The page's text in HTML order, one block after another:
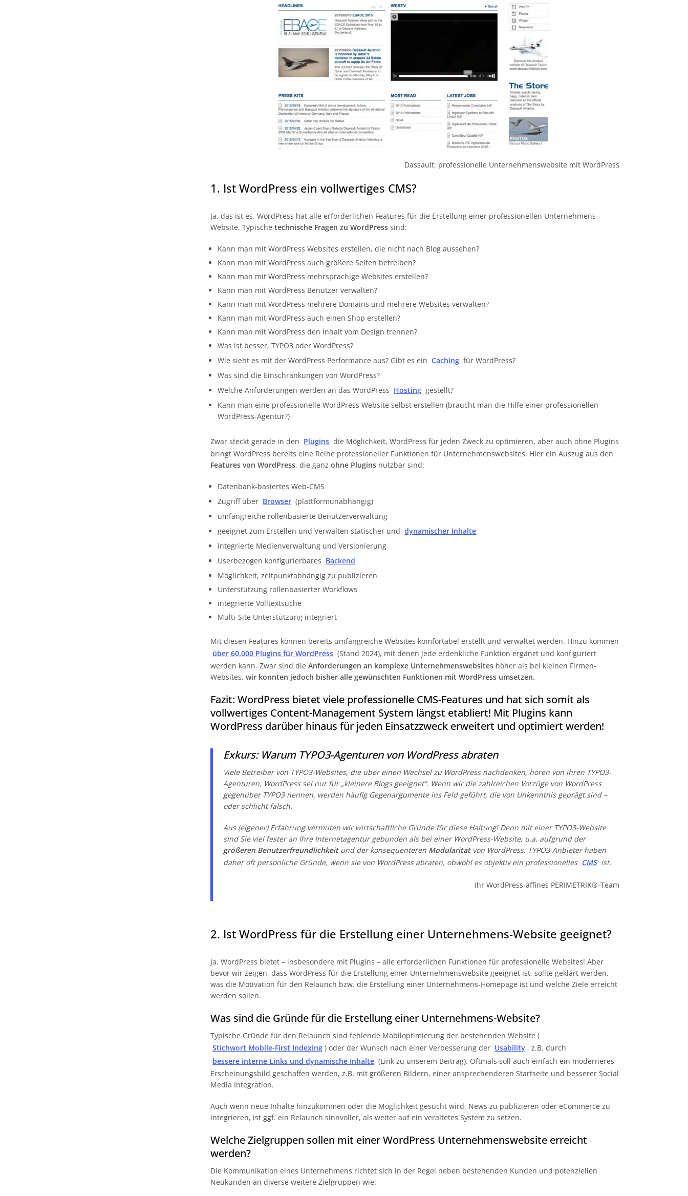
Dassault: professionelle Unternehmenswebsite mit WordPress
1. Ist WordPress ein vollwertiges CMS?
Ja, das ist es. WordPress hat alle erforderlichen Features für die Erstellung einer professionellen Unternehmens-
Website. Typischetechnische Fragen zu WordPress sind:
Kann man mit WordPress Websites erstellen, die nicht nach Blog aussehen?
Kann man mit WordPress auch größere Seiten betreiben?
Kann man mit WordPress mehrsprachige Websites erstellen?
Kann man mit WordPress Benutzer verwalten?
Kann man mit WordPress mehrere Domains und mehrere Websites verwalten?
Kann man mit WordPress auch einen Shop erstellen?
Kann man mit WordPress den Inhalt vom Design trennen?
Was ist besser, TYPO3 oder WordPress?
Wie sieht es mit der WordPress Performance aus? Gibt es ein Caching für WordPress?
Was sind die Einschränkungen von WordPress?
Welche Anforderungen werden an das WordPress Hosting gestellt?
Kann man eine professionelle WordPress Website selbst erstellen (braucht man die Hilfe einer professionellen
WordPress-Agentur?)
Zwar steckt gerade in den Plugins die Möglichkeit, WordPress für jeden Zweck zu optimieren, aber auch ohne Plugins
bringt WordPress bereits eine Reihe professioneller Funktionen für Unternehmenswebsites. Hier ein Auszug aus den
Features von WordPress, die ganzohne Plugins nutzbar sind:
Datenbank-basiertes Web-CMS
Zugriff über Browser (plattformunabhängig)
umfangreiche rollenbasierte Benutzerverwaltung
geeignet zum Erstellen und Verwalten statischer und dynamischer Inhalte
integrierte Medienverwaltung und Versionierung
Userbezogen konfigurierbares Backend
Möglichkeit, zeitpunktabhängig zu publizieren
Unterstützung rollenbasierter Workflows
integrierte Volltextsuche
Multi-Site Unterstützung integriert
Mit diesen Features können bereits umfangreiche Websites komfortabel erstellt und verwaltet werden. Hinzu kommen
über 60.000 Plugins für WordPress (Stand 2024), mit denen jede erdenkliche Funktion ergänzt und konfiguriert
werden kann. Zwar sind dieAnforderungen an komplexe Unternehmenswebsites höher als bei kleinen Firmen-
Websites,wir konnten jedoch bisher alle gewünschten Funktionen mit WordPress umsetzen.
Fazit: WordPress bietet viele professionelle CMS-Features und hat sich somit als
vollwertiges Content-Management System längst etabliert! Mit Plugins kann
WordPress darüber hinaus für jeden Einsatzzweck erweitert und optimiert werden!
Exkurs: Warum TYPO3-Agenturen von WordPress abraten
Viele Betreiber von TYPO3-Websites, die über einen Wechsel zu WordPress nachdenken, hören von ihren TYPO3-
Agenturen, WordPress sei nur für „kleinere Blogs geeignet“. Wenn wir die zahlreichen Vorzüge von WordPress
gegenüber TYPO3 nennen, werden häufig Gegenargumente ins Feld geführt, die von Unkenntnis geprägt sind –
oder schlicht falsch.
Aus (eigener) Erfahrung vermuten wir wirtschaftliche Gründe für diese Haltung! Denn mit einer TYPO3-Website
sind Sie viel fester an Ihre Internetagentur gebunden als bei einer WordPress-Website, u.a. aufgrund der
größeren Benutzerfreundlichkeitund der konsequenteren Modularitätvon WordPress. TYPO3-Anbieter haben
daher oft persönliche Gründe, wenn sie von WordPress abraten, obwohl es objektiv ein professionelles CMS ist.
Ihr WordPress-affines PERIMETRIK®-Team
2. Ist WordPress für die Erstellung einer Unternehmens-Website geeignet?
Ja. WordPress bietet – insbesondere mit Plugins – alle erforderlichen Funktionen für professionelle Websites! Aber
bevor wir zeigen, dass WordPress für die Erstellung einer Unternehmenswebsite geeignet ist, sollte geklärt werden,
was die Motivation für den Relaunch bzw. die Erstellung einer Unternehmens-Homepage ist und welche Ziele erreicht
werden sollen.
Was sind die Gründe für die Erstellung einer Unternehmens-Website?
Typische Gründe für den Relaunch sind fehlende Mobiloptimierung der bestehenden Website (
Stichwort Mobile-First Indexing ) oder der Wunsch nach einer Verbesserung der Usability , z.B. durch
bessere interne Links und dynamische Inhalte (Link zu unserem Beitrag). Oftmals soll auch einfach ein moderneres
Erscheinungsbild geschaffen werden, z.B. mit größeren Bildern, einer ansprechenderen Startseite und besserer Social
Media Integration.
Auch wenn neue Inhalte hinzukommen oder die Möglichkeit gesucht wird, News zu publizieren oder eCommerce zu
integrieren, ist ggf. ein Relaunch sinnvoller, als weiter auf ein veraltetes System zu setzen.
Welche Zielgruppen sollen mit einer WordPress Unternehmenswebsite erreicht
werden?
Die Kommunikation eines Unternehmens richtet sich in der Regel neben bestehenden Kunden und potenziellen
Neukunden an diverse weitere Zielgruppen wie: